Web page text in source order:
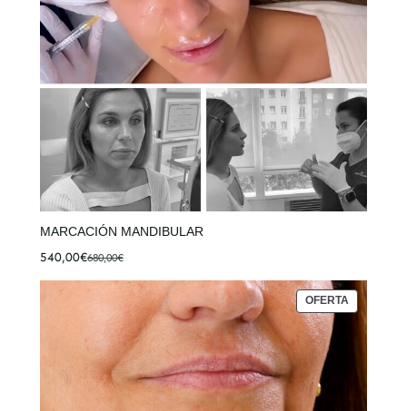
MARCACIÓN MANDIBULAR
680,00€
El
precio
540,00€
El
precio
OFERTA
EN